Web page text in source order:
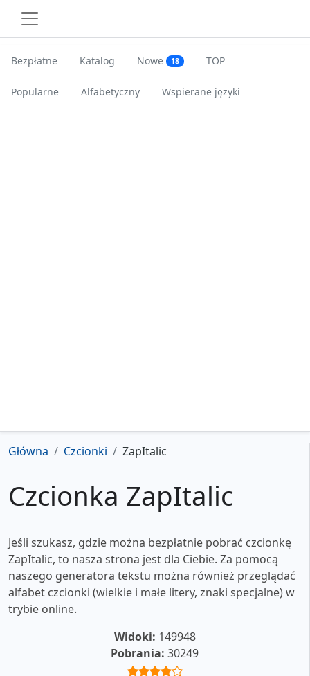
Bezpłatne Katalog Nowe 18 TOP
Popularne Alfabetyczny Wspierane języki
Główna Czcionki ZapItalic
Czcionka ZapItalic
Jeśli szukasz, gdzie można bezpłatnie pobrać czcionkę
ZapItalic, to nasza strona jest dla Ciebie. Za pomocą
naszego generatora tekstu można również przeglądać
alfabet czcionki (wielkie i małe litery, znaki specjalne) w
trybie online.
Widoki: 149948
Pobrania: 30249